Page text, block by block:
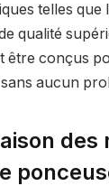
telles que
qualité
être conçus
aucun
des